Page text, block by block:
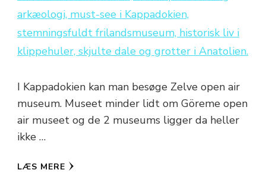
I Kappadokien kan man besøge Zelve open air
museum. Museet minder lidt om Göreme open
air museet og de 2 museums ligger da heller
ikke …
LÆS MERE